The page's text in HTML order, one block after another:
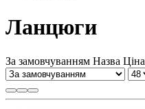
Ланцюги
За замовчуванням Назва Ціна